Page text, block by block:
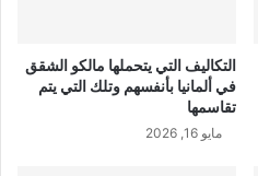
التكاليف التي يتحملها مالكو الشقق
في ألمانيا بأنفسهم وتلك التي يتم
تقاسمها
مايو 16, 2026